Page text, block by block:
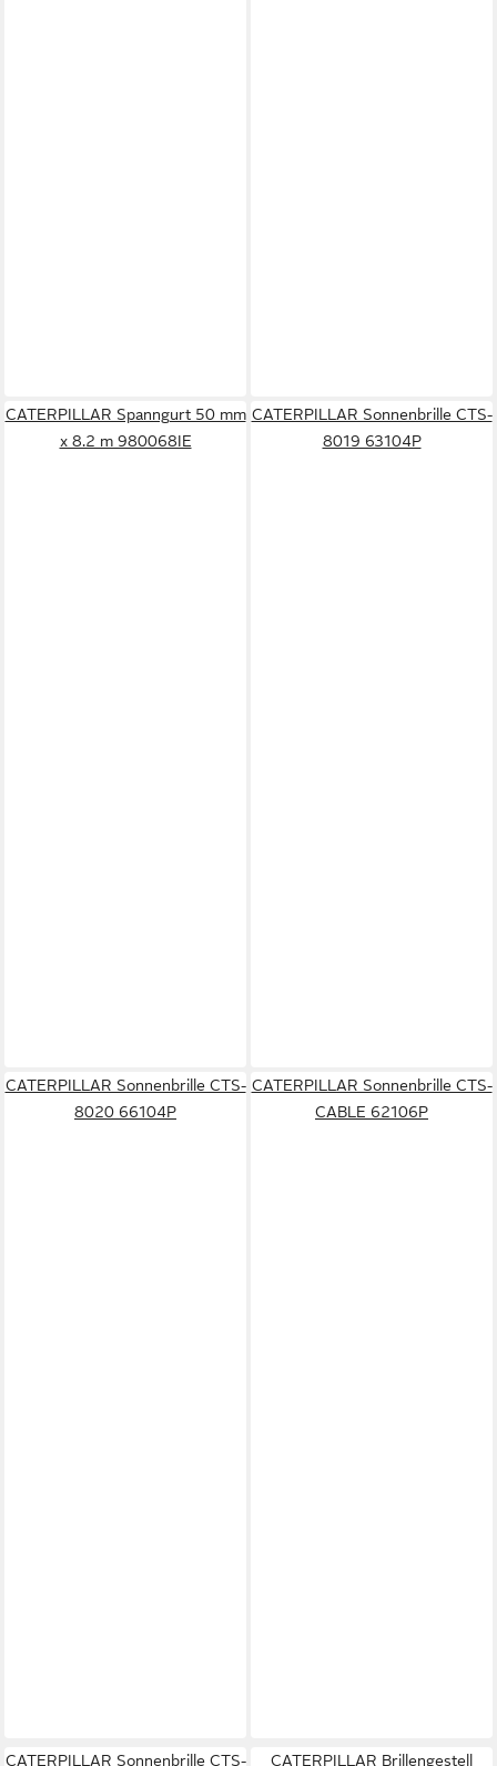
CATERPILLAR Spanngurt 50 mm
x 8.2 m 980068IE
CATERPILLAR Sonnenbrille CTS-
8019 63104P
CATERPILLAR Sonnenbrille CTS-
8020 66104P
CATERPILLAR Sonnenbrille CTS-
CABLE 62106P
CATERPILLAR Sonnenbrille CTS- CATERPILLAR Brillengestell